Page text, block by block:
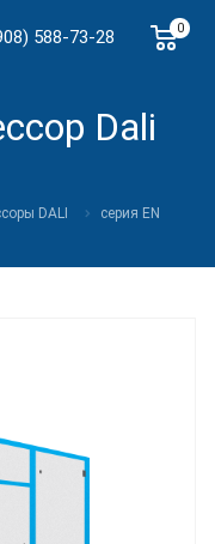
0
588-73-28
Dali
DALI cерия EN